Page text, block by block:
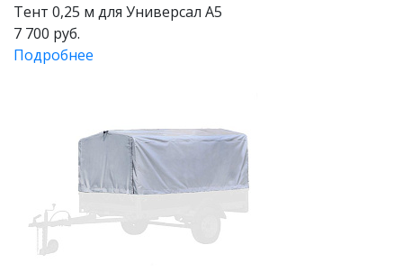
Тент 0,25 м для Универсал А5
7 700 руб.
Подробнее